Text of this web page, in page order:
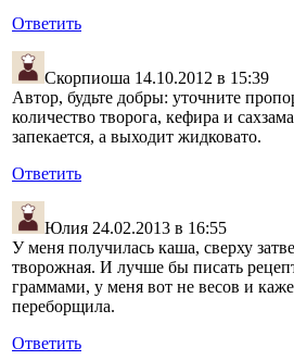
Ответить
Скорпиоша 14.10.2012 в 15:39
Автор, будьте добры: уточните
количество творога, кефира и
запекается, а выходит жидковато.
Ответить
Юлия 24.02.2013 в 16:55
У меня получилась каша, сверху
творожная. И лучше бы писать
граммами, у меня вот не весов и
переборщила.
Ответить